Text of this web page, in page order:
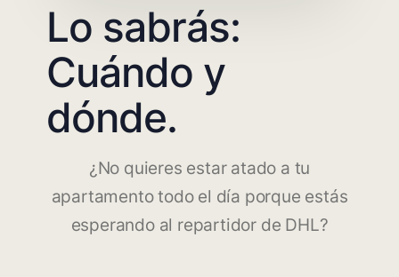
Lo sabrás:
Cuándo y
dónde.
¿No quieres estar atado a tu
apartamento todo el día porque estás
esperando al repartidor de DHL?